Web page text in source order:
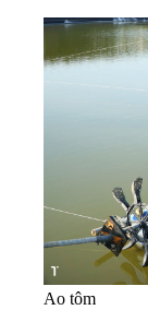
Ao tôm